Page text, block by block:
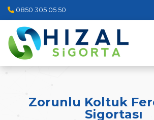
0850 305 05 50
Zorunlu Koltuk
Sigortası